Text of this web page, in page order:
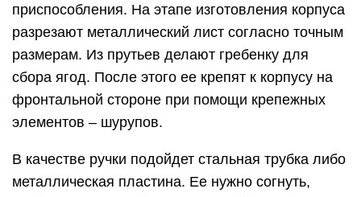
приспособления. На этапе изготовления корпуса
разрезают металлический лист согласно точным
размерам. Из прутьев делают гребенку для
сбора ягод. После этого ее крепят к корпусу на
фронтальной стороне при помощи крепежных
элементов – шурупов.
В качестве ручки подойдет стальная трубка либо
металлическая пластина. Ее нужно согнуть,